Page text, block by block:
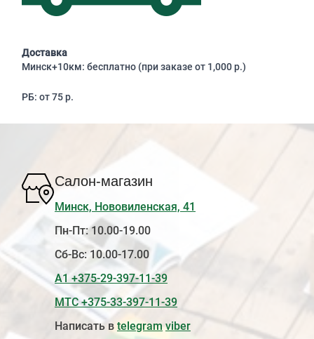
Доставка
Минск+10км: бесплатно (при заказе от 1,000 р.)
РБ: от 75 р.
Салон-магазин
Минск, Нововиленская, 41
Пн-Пт: 10.00-19.00
Сб-Вс: 10.00-17.00
А1 +375-29-397-11-39
МТС +375-33-397-11-39
Написать в telegram viber